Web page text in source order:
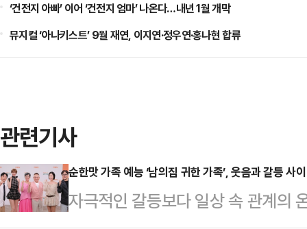
‘건전지 아빠’ 이어 ‘건전지 엄마’ 나온다…내년 1월 개막
뮤지컬 ‘아나키스트’ 9월 재연, 이지연·정우연·홍나현 합류
관련기사
순한맛 가족 예능 ‘남의집 귀한 가족’, 웃음과 갈등 사
자극적인 갈등보다 일상 속 관계의